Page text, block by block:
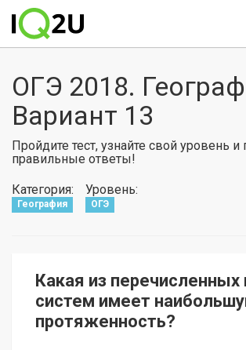
ОГЭ 2018.
Вариант 13
Пройдите тест, узнайте свой уровень и
правильные ответы!
Категория:
География
Уровень:
ОГЭ
Какая из перечисленных
систем имеет
протяженность?